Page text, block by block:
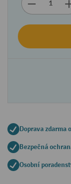
Doprava zdarma
Bezpečná
Osobní